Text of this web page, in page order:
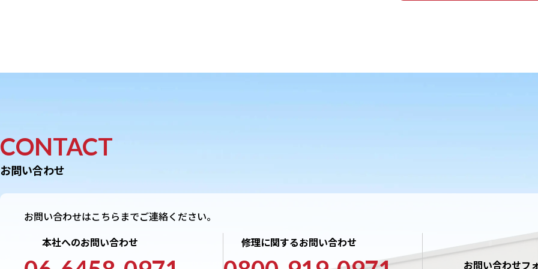
CONTACT
お問い合わせ
お問い合わせはこちらまでご連絡ください。
本社へのお問い合わせ
修理に関するお問い合わせ
お問い合わせフ